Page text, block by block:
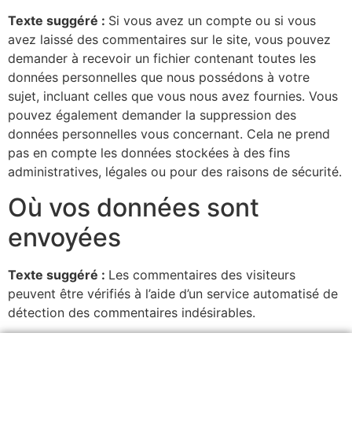
Texte suggéré : Si vous avez un compte ou si vous
avez laissé des commentaires sur le site, vous pouvez
demander à recevoir un fichier contenant toutes les
données personnelles que nous possédons à votre
sujet, incluant celles que vous nous avez fournies. Vous
pouvez également demander la suppression des
données personnelles vous concernant. Cela ne prend
pas en compte les données stockées à des fins
administratives, légales ou pour des raisons de sécurité.
Où vos données sont
envoyées
Texte suggéré : Les commentaires des visiteurs
peuvent être vérifiés à l’aide d’un service automatisé de
détection des commentaires indésirables.